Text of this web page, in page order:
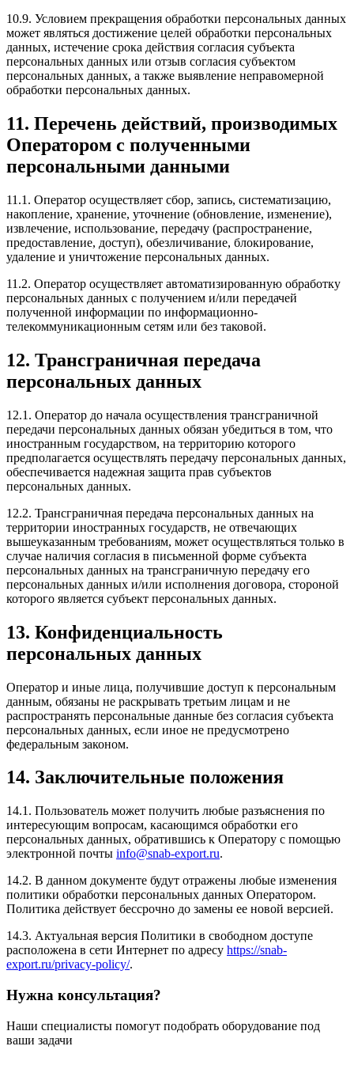
10.9. Условием прекращения обработки персональных данных
может являться достижение целей обработки персональных
данных, истечение срока действия согласия субъекта
персональных данных или отзыв согласия субъектом
персональных данных, а также выявление неправомерной
обработки персональных данных.
11. Перечень действий, производимых
Оператором с полученными
персональными данными
11.1. Оператор осуществляет сбор, запись, систематизацию,
накопление, хранение, уточнение (обновление, изменение),
извлечение, использование, передачу (распространение,
предоставление, доступ), обезличивание, блокирование,
удаление и уничтожение персональных данных.
11.2. Оператор осуществляет автоматизированную обработку
персональных данных с получением и/или передачей
полученной информации по информационно-
телекоммуникационным сетям или без таковой.
12. Трансграничная передача
персональных данных
12.1. Оператор до начала осуществления трансграничной
передачи персональных данных обязан убедиться в том, что
иностранным государством, на территорию которого
предполагается осуществлять передачу персональных данных,
обеспечивается надежная защита прав субъектов
персональных данных.
12.2. Трансграничная передача персональных данных на
территории иностранных государств, не отвечающих
вышеуказанным требованиям, может осуществляться только в
случае наличия согласия в письменной форме субъекта
персональных данных на трансграничную передачу его
персональных данных и/или исполнения договора, стороной
которого является субъект персональных данных.
13. Конфиденциальность
персональных данных
Оператор и иные лица, получившие доступ к персональным
данным, обязаны не раскрывать третьим лицам и не
распространять персональные данные без согласия субъекта
персональных данных, если иное не предусмотрено
федеральным законом.
14. Заключительные положения
14.1. Пользователь может получить любые разъяснения по
интересующим вопросам, касающимся обработки его
персональных данных, обратившись к Оператору с помощью
электронной почты info@snab-export.ru.
14.2. В данном документе будут отражены любые изменения
политики обработки персональных данных Оператором.
Политика действует бессрочно до замены ее новой версией.
14.3. Актуальная версия Политики в свободном доступе
расположена в сети Интернет по адресу https://snab-
export.ru/privacy-policy/.
Нужна консультация?
Наши специалисты помогут подобрать оборудование под
ваши задачи